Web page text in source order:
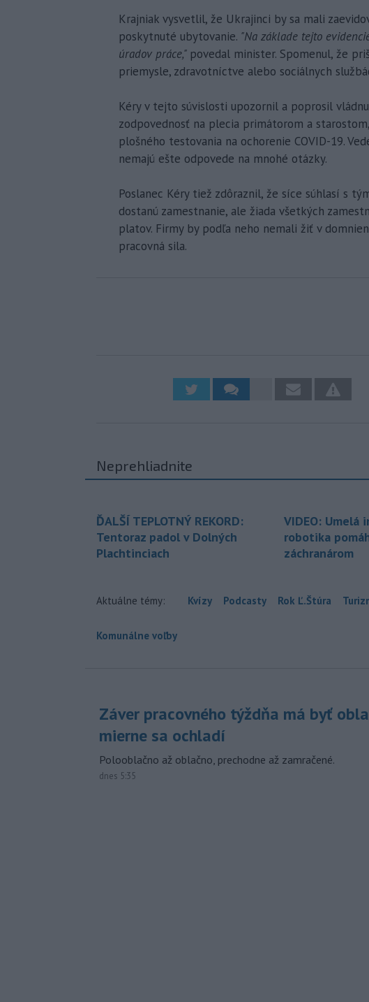
Krajniak vysvetlil, že Ukrajinci by sa mali
poskytnuté ubytovanie. "Na základe tejto
úradov práce," povedal minister. Spomenul, že
priemysle, zdravotníctve alebo sociálnych
Kéry v tejto súvislosti upozornil a poprosil
zodpovednosť na plecia primátorom a
plošného testovania na ochorenie COVID-19.
nemajú ešte odpovede na mnohé otázky.
Poslanec Kéry tiež zdôraznil, že síce súhlasí s
dostanú zamestnanie, ale žiada všetkých
platov. Firmy by podľa neho nemali žiť v
pracovná sila.
Neprehliadnite
ĎALŠÍ TEPLOTNÝ REKORD:
Tentoraz padol v Dolných
Plachtinciach
VIDEO: Umelá
robotika
záchranárom
Aktuálne témy: Kvízy Podcasty Rok Ľ.Štúra
Komunálne voľby
Záver pracovného týždňa má byť
mierne sa ochladí
Polooblačno až oblačno, prechodne až zamračené.
dnes 5:35